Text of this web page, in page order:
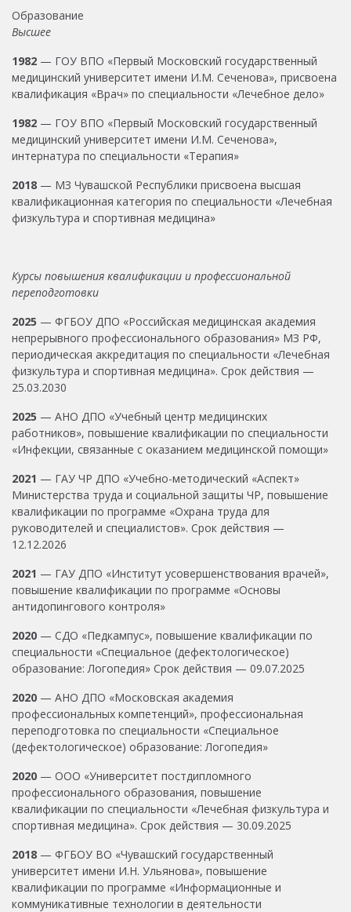
Образование
Высшее
1982 — ГОУ ВПО «Первый Московский государственный
медицинский университет имени И.М. Сеченова», присвоена
квалификация «Врач» по специальности «Лечебное дело»
1982 — ГОУ ВПО «Первый Московский государственный
медицинский университет имени И.М. Сеченова»,
интернатура по специальности «Терапия»
2018 — МЗ Чувашской Республики присвоена высшая
квалификационная категория по специальности «Лечебная
физкультура и спортивная медицина»
Курсы повышения квалификации и профессиональной
переподготовки
2025 — ФГБОУ ДПО «Российская медицинская академия
непрерывного профессионального образования» МЗ РФ,
периодическая аккредитация по специальности «Лечебная
физкультура и спортивная медицина». Срок действия —
25.03.2030
2025 — АНО ДПО «Учебный центр медицинских
работников», повышение квалификации по специальности
«Инфекции, связанные с оказанием медицинской помощи»
2021 — ГАУ ЧР ДПО «Учебно-методический «Аспект»
Министерства труда и социальной защиты ЧР, повышение
квалификации по программе «Охрана труда для
руководителей и специалистов». Срок действия —
12.12.2026
2021 — ГАУ ДПО «Институт усовершенствования врачей»,
повышение квалификации по программе «Основы
антидопингового контроля»
2020 — СДО «Педкампус», повышение квалификации по
специальности «Специальное (дефектологическое)
образование: Логопедия» Срок действия — 09.07.2025
2020 — АНО ДПО «Московская академия
профессиональных компетенций», профессиональная
переподготовка по специальности «Специальное
(дефектологическое) образование: Логопедия»
2020 — ООО «Университет постдипломного
профессионального образования, повышение
квалификации по специальности «Лечебная физкультура и
спортивная медицина». Срок действия — 30.09.2025
2018 — ФГБОУ ВО «Чувашский государственный
университет имени И.Н. Ульянова», повышение
квалификации по программе «Информационные и
коммуникативные технологии в деятельности